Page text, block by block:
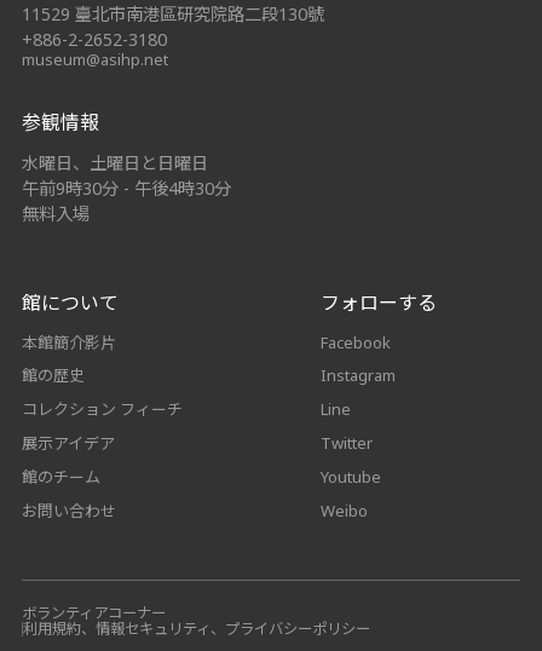
11529 臺北市南港區研究院路二段130號
+886-2-2652-3180
museum@asihp.net
参観情報
水曜日、土曜日と日曜日
午前9時30分 - 午後4時30分
無料入場
館について
本館簡介影片
館の歴史
コレクション フィーチ
展示アイデア
館のチーム
お問い合わせ
フォローする
Facebook
Instagram
Line
Twitter
Youtube
Weibo
ボランティアコーナー
利用規約、情報セキュリティ、プライバシーポリシー